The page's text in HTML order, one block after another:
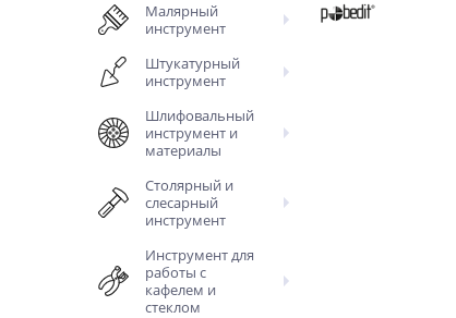
Малярный
инструмент
Штукатурный
инструмент
Шлифовальный
инструмент и
материалы
Столярный и
слесарный
инструмент
Инструмент для
работы с
кафелем и
стеклом